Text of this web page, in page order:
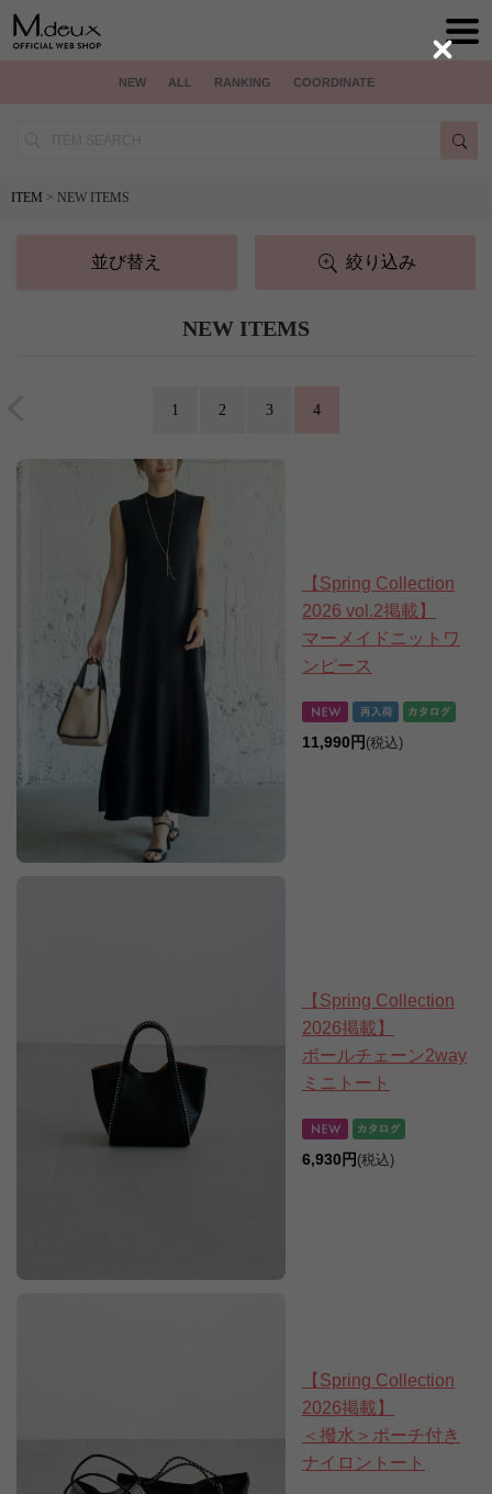
NEW ALL RANKING COORDINATE
ITEM > NEW ITEMS
並び替え 絞り込み
NEW ITEMS
1 2 3 4
【Spring Collection
2026 vol.2掲載】
マーメイドニットワ
ンピース
11,990円 (税込)
【Spring Collection
2026掲載】
ボールチェーン2way
ミニトート
6,930円 (税込)
【Spring Collection
2026掲載】
＜撥水＞ポーチ付き
ナイロントート
Close